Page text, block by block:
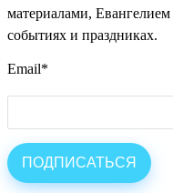
материалами,
событиях и праздниках.
Email*